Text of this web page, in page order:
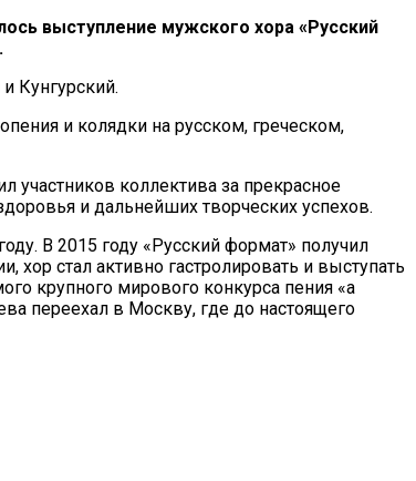
выступление мужского хора «Русский
Кунгурский.
и колядки на русском, греческом,
коллектива за прекрасное
и дальнейших творческих успехов.
В 2015 году «Русский формат» получил
хор стал активно гастролировать и выступать
крупного мирового конкурса пения «a
переехал в Москву, где до настоящего